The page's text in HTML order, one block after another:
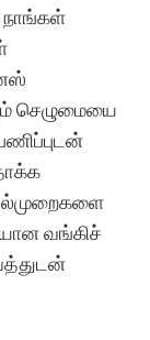
செழுமையை
வங்கிச்